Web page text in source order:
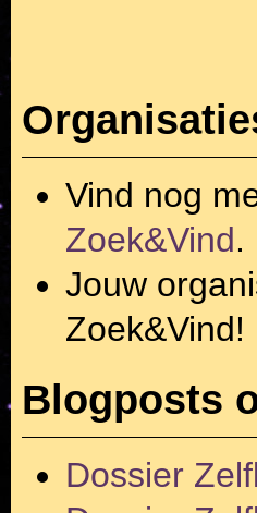
Vind nog
Zoek&Vind.
Jouw
Zoek&Vind!
Blogposts
Dossier